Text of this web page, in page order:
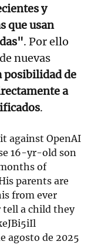
y
que usan
. Por ello
nuevas
posibilidad de
a
.
against OpenAI
16-yr-old son
of
parents are
from ever
tell a child they
agosto de 2025